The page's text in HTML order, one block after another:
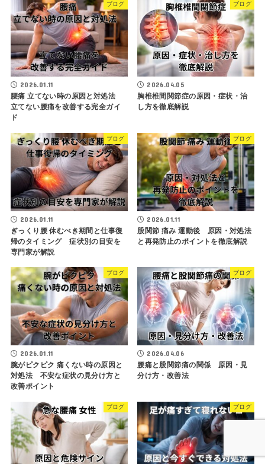
ブログ
2026.01.11
腰痛 立てない時の原因と対処法
立てない腰痛を改善する完全ガイ
ド
ブログ
2026.04.05
胸椎椎間関節症の原因・症状・治
し方を徹底解説
ブログ
2026.01.11
ぎっくり腰 休むべき期間と仕事復
帰のタイミング 症状別の目安を
専門家が解説
ブログ
2026.01.11
股関節 痛み 運動後 原因・対処法
と再発防止のポイントを徹底解説
ブログ
2026.01.11
腕がピクピク 痛くない時の原因と
対処法 不安な症状の見分け方と
改善ポイント
ブログ
2026.04.06
腰痛と股関節痛の関係 原因・見
分け方・改善法
ブログ ブログ